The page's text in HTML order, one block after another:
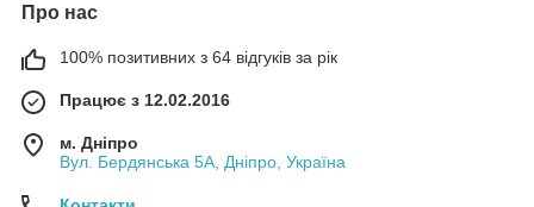
Про нас
100% позитивних з 64 відгуків за рік
Працює з 12.02.2016
м. Дніпро
Вул. Бердянська 5А, Дніпро, Україна